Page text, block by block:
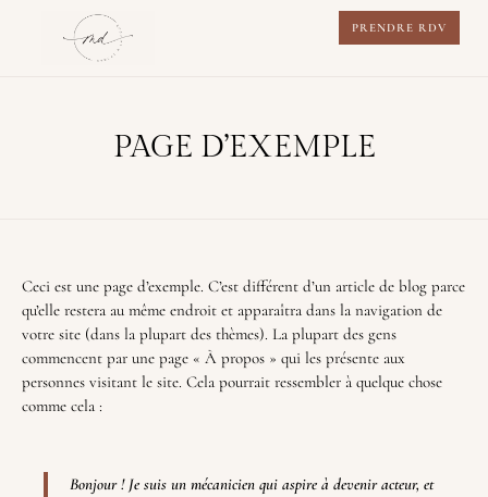
PRENDRE RDV
PAGE D’EXEMPLE
Ceci est une page d’exemple. C’est différent d’un article de blog parce
qu’elle restera au même endroit et apparaîtra dans la navigation de
votre site (dans la plupart des thèmes). La plupart des gens
commencent par une page « À propos » qui les présente aux
personnes visitant le site. Cela pourrait ressembler à quelque chose
comme cela :
Bonjour ! Je suis un mécanicien qui aspire à devenir acteur, et